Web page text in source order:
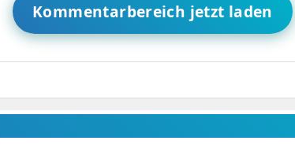
Kommentarbereich jetzt laden